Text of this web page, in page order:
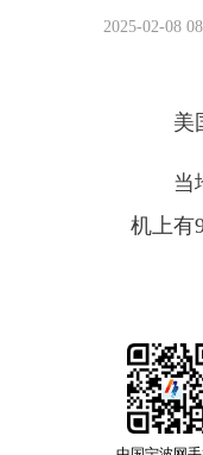
2025-02-08
美
当
机上有